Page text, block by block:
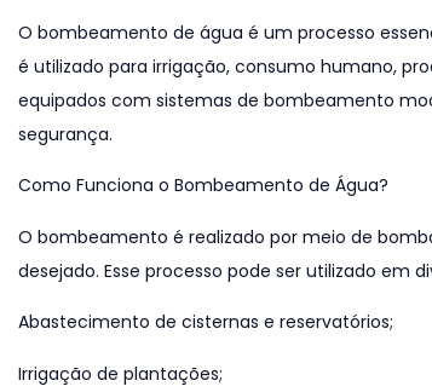
O bombeamento de água é um processo
é utilizado para irrigação, consumo humano,
equipados com sistemas de bombeamento
segurança.
Como Funciona o Bombeamento de Água?
O bombeamento é realizado por meio de
desejado. Esse processo pode ser utilizado em
Abastecimento de cisternas e reservatórios;
Irrigação de plantações;